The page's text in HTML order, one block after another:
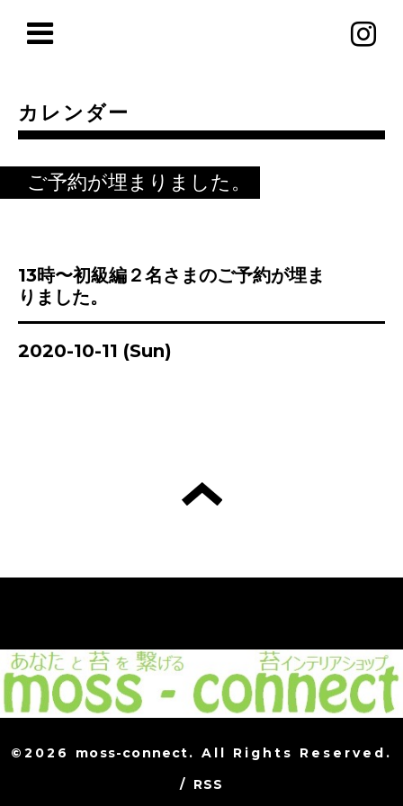
カレンダー
ご予約が埋まりました。
13時〜初級編２名さまのご予約が埋ま
りました。
2020-10-11 (Sun)
©2026 moss-connect. All Rights Reserved.
/ RSS